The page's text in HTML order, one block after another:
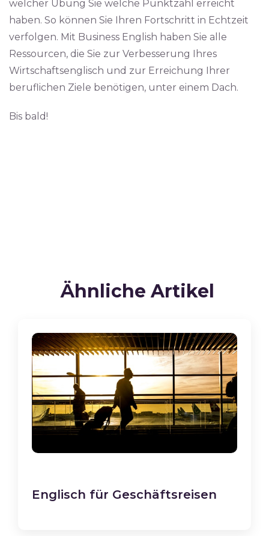
welcher Übung Sie welche Punktzahl erreicht
haben. So können Sie Ihren Fortschritt in Echtzeit
verfolgen. Mit Business English haben Sie alle
Ressourcen, die Sie zur Verbesserung Ihres
Wirtschaftsenglisch und zur Erreichung Ihrer
beruflichen Ziele benötigen, unter einem Dach.
Bis bald!
Ähnliche Artikel
Englisch für Geschäftsreisen